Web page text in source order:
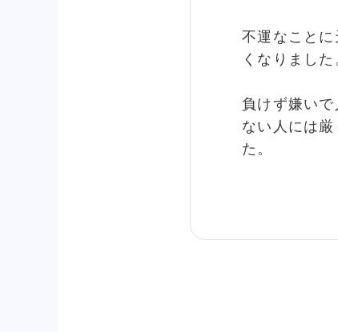
不運なこと
くなりました
負けず嫌い
ない人には
た。